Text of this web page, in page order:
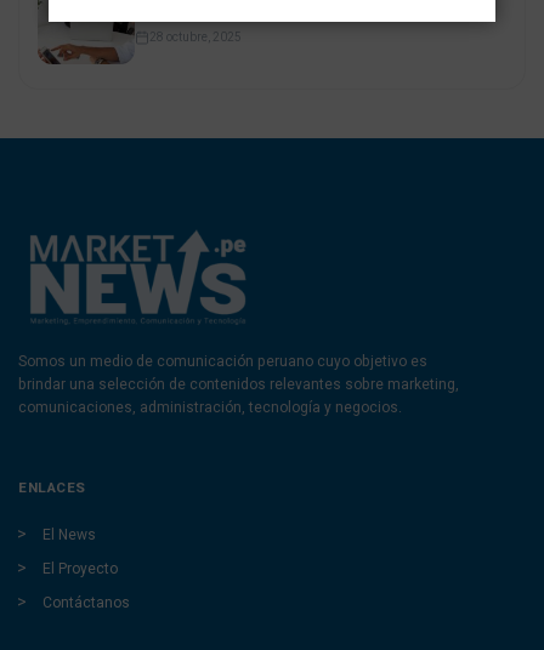
28 octubre, 2025
Somos un medio de comunicación peruano cuyo objetivo es
brindar una selección de contenidos relevantes sobre marketing,
comunicaciones, administración, tecnología y negocios.
ENLACES
El News
El Proyecto
Contáctanos